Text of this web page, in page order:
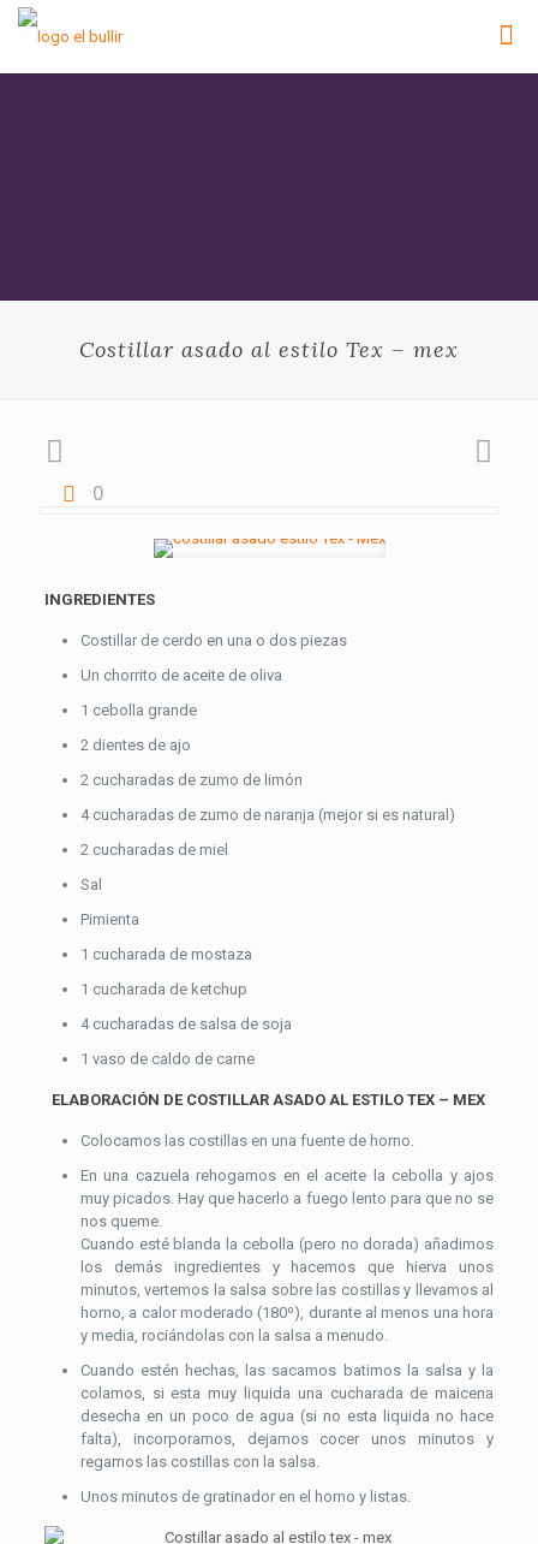
Costillar asado al estilo Tex – mex
0
INGREDIENTES
Costillar de cerdo en una o dos piezas
Un chorrito de aceite de oliva
1 cebolla grande
2 dientes de ajo
2 cucharadas de zumo de limón
4 cucharadas de zumo de naranja (mejor si es natural)
2 cucharadas de miel
Sal
Pimienta
1 cucharada de mostaza
1 cucharada de ketchup
4 cucharadas de salsa de soja
1 vaso de caldo de carne
ELABORACIÓN DE COSTILLAR ASADO AL ESTILO TEX – MEX
Colocamos las costillas en una fuente de horno.
En una cazuela rehogamos en el aceite la cebolla y ajos
muy picados. Hay que hacerlo a fuego lento para que no se
nos queme.
Cuando esté blanda la cebolla (pero no dorada) añadimos
los demás ingredientes y hacemos que hierva unos
minutos, vertemos la salsa sobre las costillas y llevamos al
horno, a calor moderado (180º), durante al menos una hora
y media, rociándolas con la salsa a menudo.
Cuando estén hechas, las sacamos batimos la salsa y la
colamos, si esta muy liquida una cucharada de maicena
desecha en un poco de agua (si no esta liquida no hace
falta), incorporamos, dejamos cocer unos minutos y
regamos las costillas con la salsa.
Unos minutos de gratinador en el horno y listas.